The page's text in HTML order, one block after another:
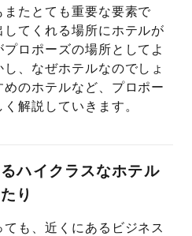
たとても重要な要素で
てくれる場所にホテルが
ロポーズの場所としてよ
、なぜホテルなのでしょ
のホテルなど、プロポー
解説していきます。
ハイクラスなホテル
り
も、近くにあるビジネス